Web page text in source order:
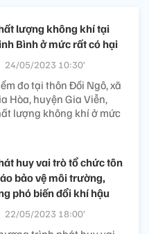
lượng không khí tại
Bình ở mức rất có hại
24/05/2023 10:30’
đo tại thôn Đồi Ngô, xã
Hòa, huyện Gia Viễn,
lượng không khí ở mức
huy vai trò tổ chức tôn
bảo vệ môi trường,
phó biến đổi khí hậu
22/05/2023 18:00’